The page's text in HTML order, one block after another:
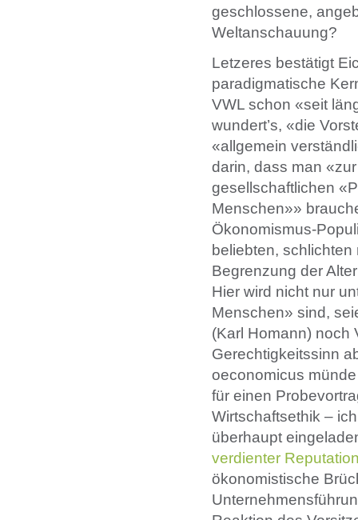
geschlossene,
Weltanschauung?
Letzeres bestätigt
paradigmatische
VWL schon «seit
wundert’s, «die
«allgemein
darin, dass man
gesellschaftlichen
Menschen»»
Ökonomismus-
beliebten,
Begrenzung der
Hier wird nicht nur
Menschen» sind,
(Karl Homann) noch
Gerechtigkeitssinn
oeconomicus
für einen
Wirtschaftsethik –
überhaupt
verdienter
ökonomistische